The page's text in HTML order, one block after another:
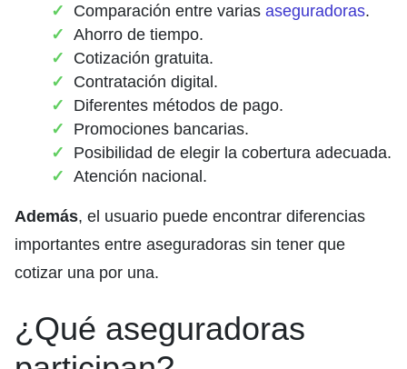
Comparación entre varias aseguradoras.
Ahorro de tiempo.
Cotización gratuita.
Contratación digital.
Diferentes métodos de pago.
Promociones bancarias.
Posibilidad de elegir la cobertura adecuada.
Atención nacional.
Además, el usuario puede encontrar diferencias
importantes entre aseguradoras sin tener que
cotizar una por una.
¿Qué aseguradoras